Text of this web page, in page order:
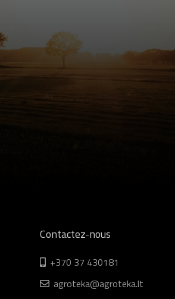
Contactez-nous
+370 37 430181
agroteka@agroteka.lt